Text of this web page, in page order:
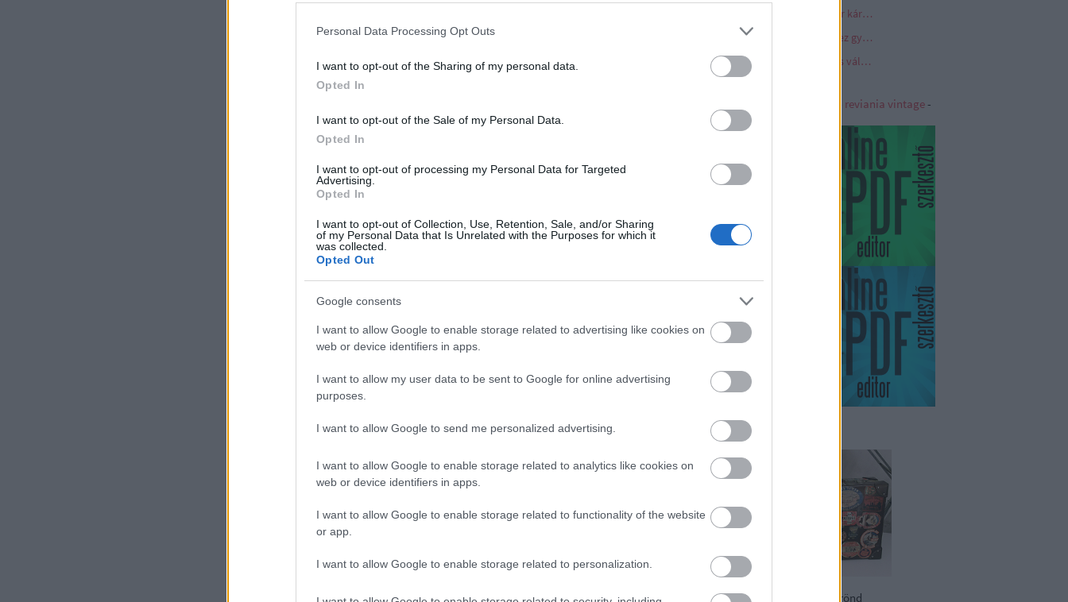
Personal Data Processing Opt Outs
I want to opt-out of the Sharing of my personal data.
Opted In
I want to opt-out of the Sale of my Personal Data.
Opted In
I want to opt-out of processing my Personal Data for Targeted
Advertising.
Opted In
I want to opt-out of Collection, Use, Retention, Sale, and/or Sharing
of my Personal Data that Is Unrelated with the Purposes for which it
was collected.
Opted Out
Google consents
I want to allow Google to enable storage related to advertising like cookies on
web or device identifiers in apps.
I want to allow my user data to be sent to Google for online advertising
purposes.
I want to allow Google to send me personalized advertising.
I want to allow Google to enable storage related to analytics like cookies on
web or device identifiers in apps.
I want to allow Google to enable storage related to functionality of the website
or app.
I want to allow Google to enable storage related to personalization.
Quaestor törvény - a Quaestor károsultak kárrendezését biztosító követeléskezelő alap létrehozásáról
Standard Play vinyl hanglemez gyűjtemény
Villanymotor - egyenáramú és váltóáramú villanymotorok a cipős dobozban
reviania vintage -
reviania kerámia
Relikviás
Utazási relikvia – 100 éves bőrönd